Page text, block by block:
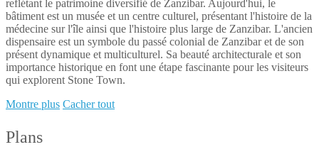
reflétant le patrimoine diversifié de Zanzibar. Aujourd'hui, le
bâtiment est un musée et un centre culturel, présentant l'histoire de la
médecine sur l'île ainsi que l'histoire plus large de Zanzibar. L'ancien
dispensaire est un symbole du passé colonial de Zanzibar et de son
présent dynamique et multiculturel. Sa beauté architecturale et son
importance historique en font une étape fascinante pour les visiteurs
qui explorent Stone Town.
Montre plus Cacher tout
Plans